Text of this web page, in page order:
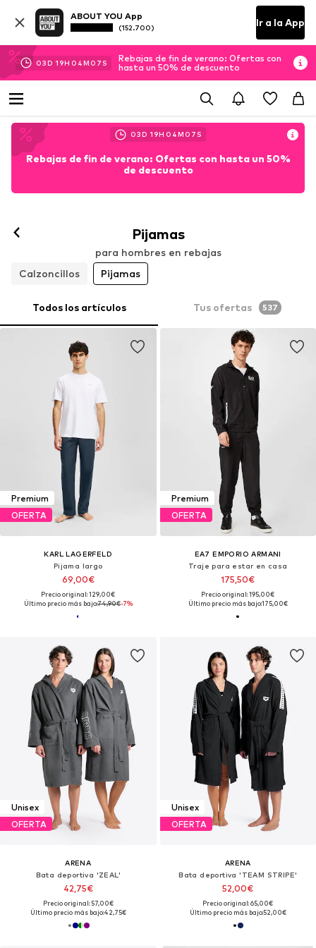
ABOUT YOU App
(152.700) Ir a la App
03D 19H 04M 06 S
Rebajas de fin de verano: Ofertas con
hasta un 50% de descuento
03D 19H 04M 06 S
Rebajas de fin de verano: Ofertas con hasta un 50%
de descuento
Pijamas
para hombres en rebajas
Calzoncillos
Pijamas
Todos los artículos Tus ofertas 537
Premium
OFERTA
KARL LAGERFELD
Pijama largo
69,00€
Precio original: 129,00€
Último precio más bajo:74,90€-7%
Premium
OFERTA
EA7 EMPORIO ARMANI
Traje para estar en casa
175,50€
Precio original: 195,00€
Último precio más bajo:175,00€
Unisex
OFERTA
ARENA
Bata deportiva 'ZEAL'
42,75€
Precio original: 57,00€
Último precio más bajo:42,75€
Unisex
OFERTA
ARENA
Bata deportiva 'TEAM STRIPE'
52,00€
Precio original: 65,00€
Último precio más bajo:52,00€